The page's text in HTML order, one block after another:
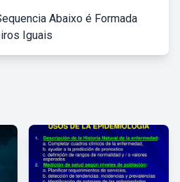
Abaixo é Formada
Iguais